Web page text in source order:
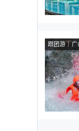
跟团游 广